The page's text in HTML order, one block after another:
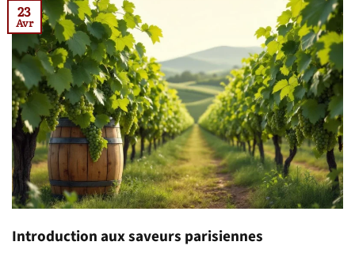
23
Avr
Introduction aux saveurs parisiennes